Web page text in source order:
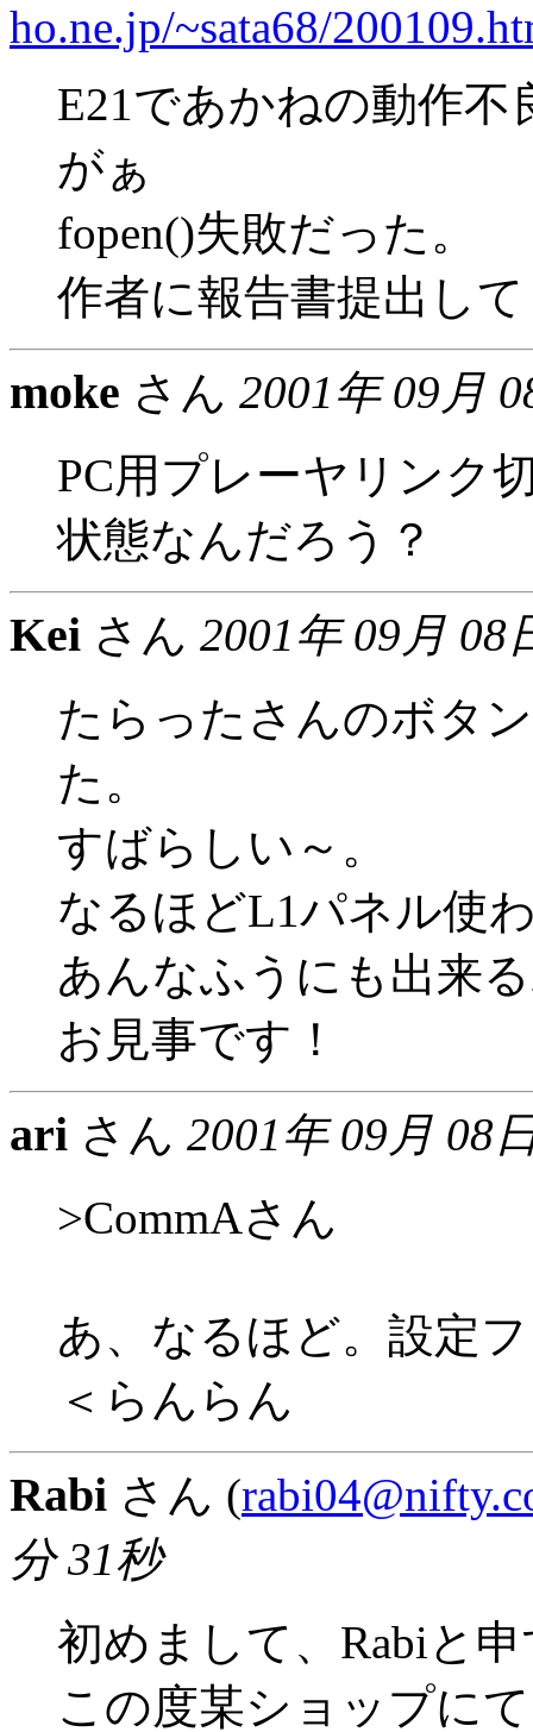
ho.ne.jp/~sata68/
E21であかねの動作
がぁ
fopen()失敗だった。
作者に報告書提出し
moke さん 2001年 09月
PC用プレーヤリンク
状態なんだろう？
Kei さん 2001年 09月 08
たらったさんのボタ
た。
すばらしい～。
なるほどL1パネル使
あんなふうにも出来
お見事です！
ari さん 2001年 09月 08
>CommAさん
あ、なるほど。設定
＜らんらん
Rabi さん (
分 31秒
初めまして、Rabiと
この度某ショップに